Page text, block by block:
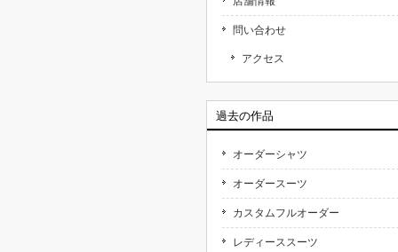
問い合わせ
アクセス
過去の作品
オーダーシャツ
オーダースーツ
カスタムフルオーダー
レディーススーツ